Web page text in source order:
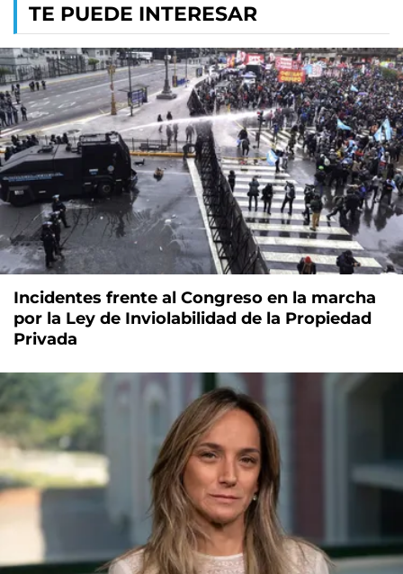
TE PUEDE INTERESAR
Incidentes frente al Congreso en la marcha
por la Ley de Inviolabilidad de la Propiedad
Privada